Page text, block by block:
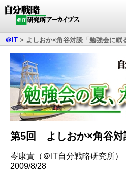
＠IT > よしおか×角谷対談「勉強会に眠
第5回 よしおか×角谷対
岑康貴（＠IT自分戦略研究所）
2009/8/28